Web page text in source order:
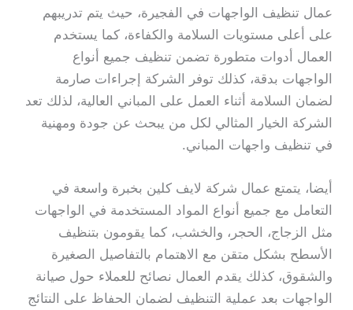
عمال تنظيف الواجهات في الفجيرة، حيث يتم تدريبهم
على أعلى مستويات السلامة والكفاءة، كما يستخدم
العمال أدوات متطورة تضمن تنظيف جميع أنواع
الواجهات بدقة، كذلك توفر الشركة إجراءات صارمة
لضمان السلامة أثناء العمل على المباني العالية، لذلك تعد
الشركة الخيار المثالي لكل من يبحث عن جودة ومهنية
في تنظيف واجهات المباني.
أيضا، يتمتع عمال شركة لايف كلين بخبرة واسعة في
التعامل مع جميع أنواع المواد المستخدمة في الواجهات
مثل الزجاج، الحجر، والخشب، كما يقومون بتنظيف
الأسطح بشكل متقن مع الاهتمام بالتفاصيل الصغيرة
والشقوق، كذلك يقدم العمال نصائح للعملاء حول صيانة
الواجهات بعد عملية التنظيف لضمان الحفاظ على النتائج